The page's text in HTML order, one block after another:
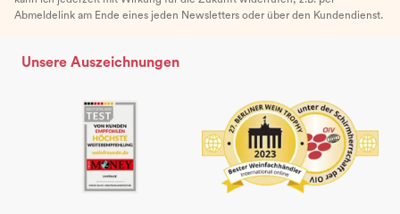
Abmeldelink am Ende eines jeden Newsletters oder über den Kundendienst.
Unsere Auszeichnungen